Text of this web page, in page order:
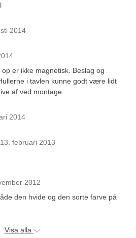
2014
er ikke magnetisk. Beslag og
i tavlen kunne godt være lidt
af ved montage.
2014
5 stjärnor
februari 2013
5 stjärnor
2012
den hvide og den sorte farve på
Visa alla